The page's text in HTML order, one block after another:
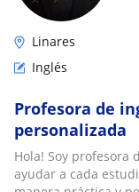
Linares
Inglés
Profesora de
personalizada
Hola! Soy profesora
ayudar a cada